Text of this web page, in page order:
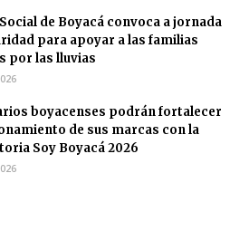
de Boyacá convoca a jornada
para apoyar a las familias
por las lluvias
boyacenses podrán fortalecer
de sus marcas con la
Soy Boyacá 2026